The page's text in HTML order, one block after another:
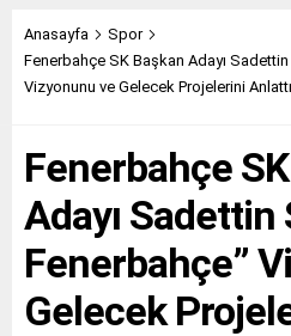
Anasayfa
Spor
Fenerbahçe SK Başkan Adayı
Vizyonunu ve Gelecek Projelerini Anlattı
Fenerbahçe
Adayı Sadettin
Fenerbahçe”
Gelecek